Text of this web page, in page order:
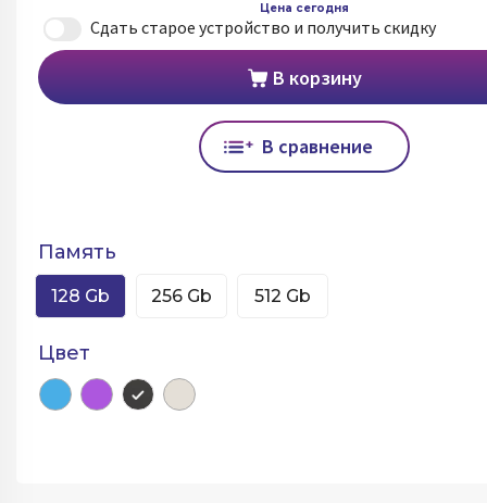
Память
128 Gb 256 Gb 512 Gb
Цвет
Цена сегодня
Сдать старое устройство и получить скидку
В корзину
В сравнение